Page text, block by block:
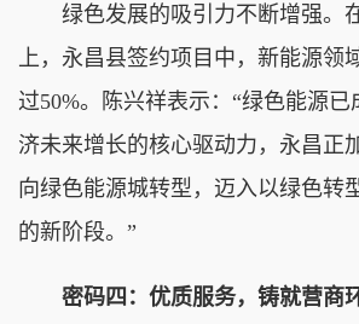
绿色发展的吸引力不断增强。
上，永昌县签约项目中，新能源领
过50%。陈兴祥表示：“绿色能源
济未来增长的核心驱动力，永昌正
向绿色能源城转型，迈入以绿色转
的新阶段。”
密码四：优质服务，铸就营商